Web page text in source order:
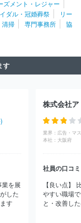
ート
日揮ホールディ
ービス株式会社
株
パートナーズ
株式会
テック
株式会社第
ト
ク
株式会社ＢＲＥＸ
株式会社ジェイエイ
式会社
グリーホー
トウェイ株式会社
株式会社
パーソル
会社ジェイック
ディ
キャリア
三菱ケミ
インターナショナル
ズメント・レジャー
ダル・冠婚葬祭
リー
清掃 専門事務所
協
す
業を展
した
す
株式会社
業界：
本社： 大阪府
社員の口コミ
【良い点】
やすい職場
と・改善し